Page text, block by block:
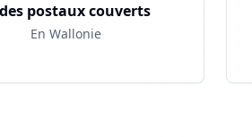
postaux couverts
En Wallonie